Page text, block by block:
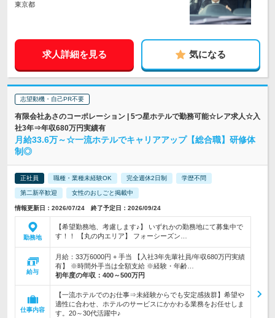
東京都
求人詳細を見る 気になる
志望動機・自己PR不要
有限会社あさのコーポレーション | 5つ星ホテルで勤務可能☆レア求人☆入
社3年⇒年収680万円実績有
月給33.6万～☆一流ホテルでキャリアアップ【総合職】研修体
制◎
正社員 職種・業種未経験OK 完全週休2日制 学歴不問
第二新卒歓迎 女性のおしごと掲載中
情報更新日：2026/07/24 終了予定日：2026/09/24
勤務地
【希望勤務地、考慮します♪】 いずれかの勤務地にて募集中で
す！！ 【丸の内エリア】 フォーシーズン…
給与
月給：33万6000円 + 手当 【入社3年先輩社員/年収680万円実績
有】 ※時間外手当は全額支給 ※経験・年齢…
初年度の年収： 400～500万円
仕事内容
【一流ホテルでのお仕事⇒未経験からでも安定感抜群】希望や
適性に合わせ、ホテルのサービスにかかわる業務をお任せしま
す。20～30代活躍中♪